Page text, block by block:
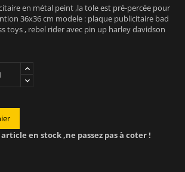
en métal peint ,la tole est pré-percée pour
36x36 cm modele : plaque publicitaire bad
toys , rebel rider avec pin up harley davidson
en stock ,ne passez pas à coter !